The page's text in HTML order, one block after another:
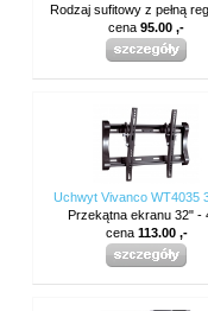
Rodzaj sufitowy z pełną
cena 95.00 ,-
Uchwyt Vivanco WT4035
Przekątna ekranu 32" -
cena 113.00 ,-